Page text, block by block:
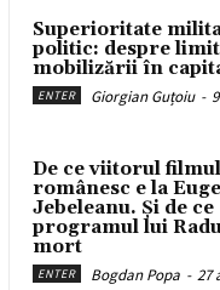
Superioritate
politic: despre
mobilizării în
ENTER Giorgian Guțoiu -
De ce viitorul
românesc e la
Jebeleanu. Și de ce
programul lui
mort
ENTER Bogdan Popa - 27